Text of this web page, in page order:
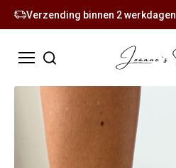
Verzending binnen 2 werkdagen